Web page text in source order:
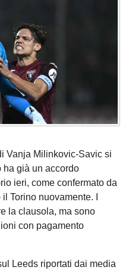
Vanja Milinkovic-Savic si
ha già un accordo
ieri, come confermato da
Torino nuovamente. I
la clausola, ma sono
con pagamento
Leeds riportati dai media